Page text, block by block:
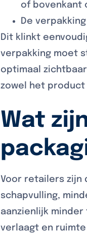
of bovenkant
De
Dit klinkt
verpakking moet
optimaal
zowel het product
Wat
Voor retailers zijn
schapvulling,
aanzienlijk
verlaagt en